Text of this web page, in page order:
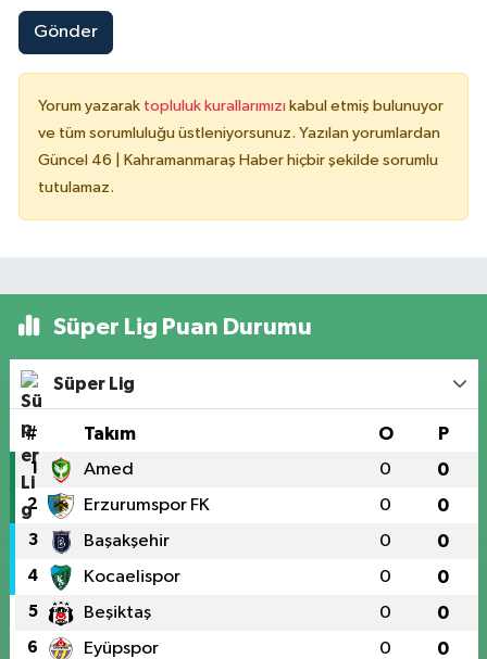
Gönder
Yorum yazarak topluluk kurallarımızı kabul etmiş bulunuyor
ve tüm sorumluluğu üstleniyorsunuz. Yazılan yorumlardan
Güncel 46 | Kahramanmaraş Haber hiçbir şekilde sorumlu
tutulamaz.
Süper Lig Puan Durumu
Süper Lig
# Takım O P
1 Amed 0 0
2 Erzurumspor FK 0 0
3 Başakşehir 0 0
4 Kocaelispor 0 0
5 Beşiktaş 0 0
6 Eyüpspor 0 0